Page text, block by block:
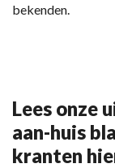
bekenden.
Lees onze
aan-huis
kranten